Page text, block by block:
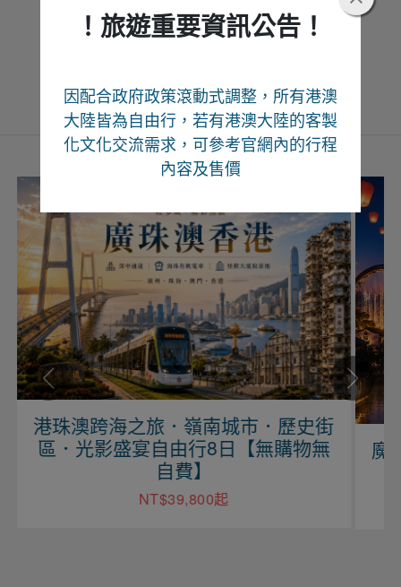
！旅遊重要資訊公告！
因配合政府政策滾動式調整，所有港澳
大陸皆為自由行，若有港澳大陸的客製
化文化交流需求，可參考官網內的行程
內容及售價
Recommend
港珠澳跨海之旅．嶺南城市．歷史街
區．光影盛宴自由行8日【無購物無
自費】
NT$39,800起
魔